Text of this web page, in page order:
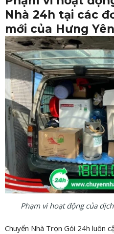
Nhà 24h tại các
mới của Hưng Yên
Phạm vi hoạt động của
Chuyển Nhà Trọn Gói 24h luôn